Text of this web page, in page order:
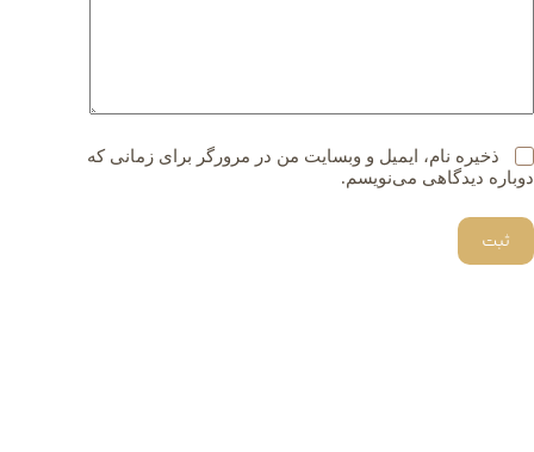
ذخیره نام، ایمیل و وبسایت من در مرورگر برای زمانی که
دوباره دیدگاهی می‌نویسم.
ثبت